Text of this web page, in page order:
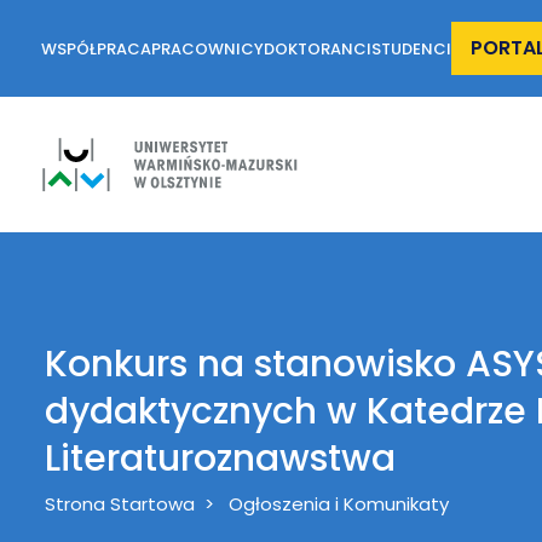
WSPÓŁPRACAPRACOWNICYDOKTORANCISTUDENCI
Konkurs na stanowisko
dydaktycznych w
Literaturoznawstwa
Breadcrumb
Strona Startowa Ogłoszenia i Komunikaty